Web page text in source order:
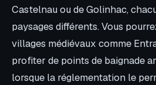
Castelnau ou de Golinhac,
paysages différents. Vous
villages médiévaux comme
profiter de points de baignade
lorsque la réglementation le